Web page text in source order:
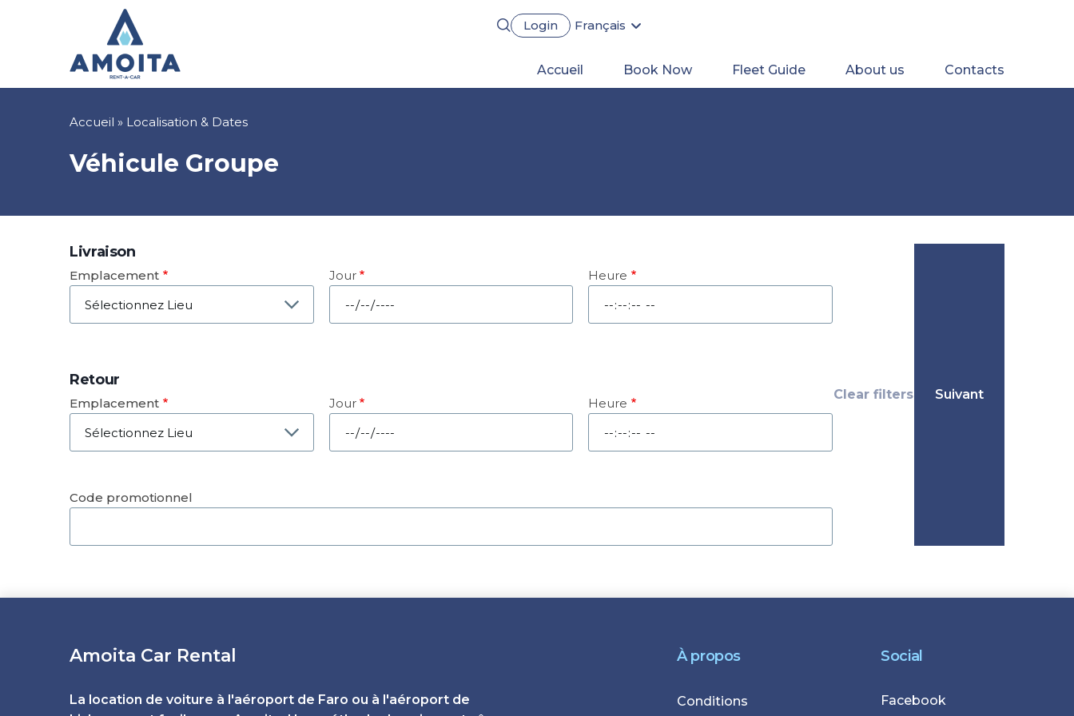
Login
Français
Español
Deutsch
navigation
Accueil Book Now Fleet Guide About us Contacts
Fil
Accueil Localisation & Dates
Véhicule Groupe
Livraison
Emplacement
Jour
Heure
Retour
Emplacement
Jour
Heure
Code promotionnel
Amoita Car Rental
La location de voiture à l'aéroport de Faro ou à l'aéroport de
À propos
Footer
Conditions
Social
Facebook